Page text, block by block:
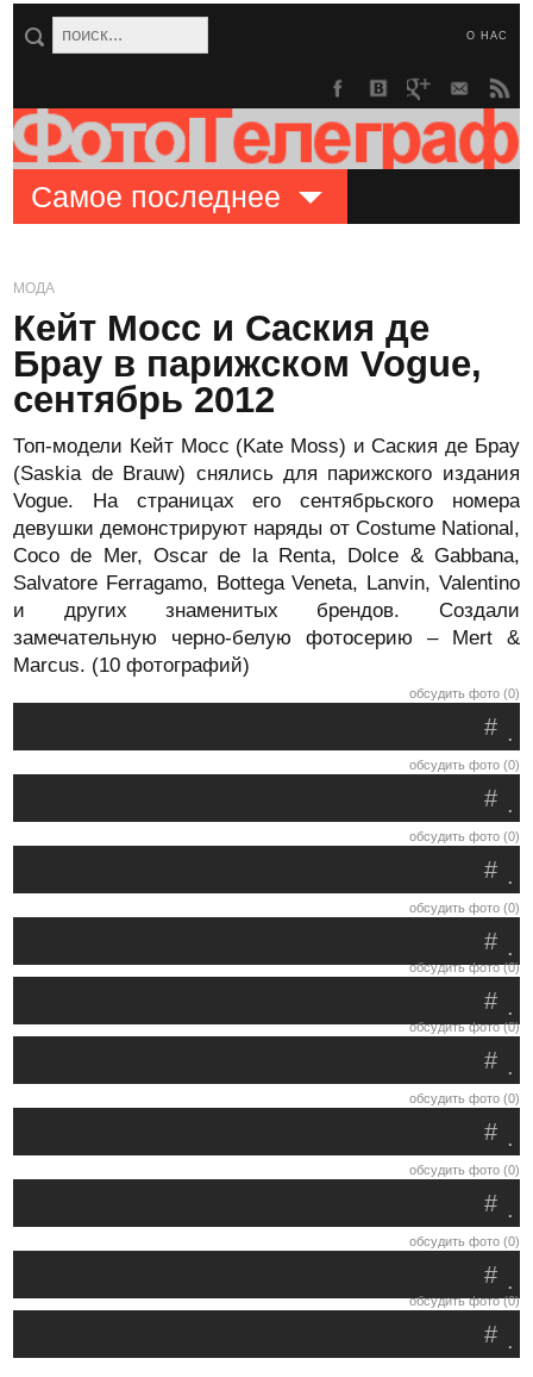
О НАС
Самое последнее
МОДА
Кейт Мосс и Саския де
Брау в парижском Vogue,
сентябрь 2012
Топ-модели Кейт Мосс (Kate Moss) и Саския де Брау
(Saskia de Brauw) снялись для парижского издания
Vogue. На страницах его сентябрьского номера
девушки демонстрируют наряды от Costume National,
Coco de Mer, Oscar de la Renta, Dolce & Gabbana,
Salvatore Ferragamo, Bottega Veneta, Lanvin, Valentino
и других знаменитых брендов. Создали
замечательную черно-белую фотосерию – Mert &
Marcus. (10 фотографий)
обсудить фото (0)
.
#
обсудить фото (0)
.
#
обсудить фото (0)
.
#
обсудить фото (0)
.
#
обсудить фото (0)
.
#
обсудить фото (0)
.
#
обсудить фото (0)
.
#
обсудить фото (0)
.
#
обсудить фото (0)
.
#
обсудить фото (0)
.
#